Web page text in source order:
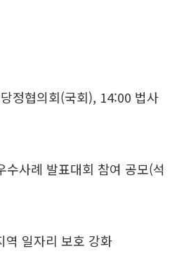
정협의회(국회), 14:00 법사
사례 발표대회 참여 공모(석
일자리 보호 강화